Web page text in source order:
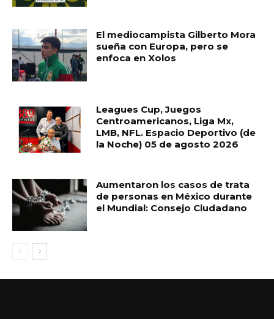
El mediocampista Gilberto Mora
sueña con Europa, pero se
enfoca en Xolos
Leagues Cup, Juegos
Centroamericanos, Liga Mx,
LMB, NFL. Espacio Deportivo (de
la Noche) 05 de agosto 2026
Aumentaron los casos de trata
de personas en México durante
el Mundial: Consejo Ciudadano